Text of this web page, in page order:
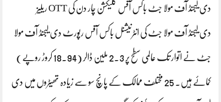
دی لیجنڈ آف مولا جٹ باکس آفس کلیکشن چار دن کی OTT ریلیز
دی لیجنڈ آف مولا جٹ کی انٹرنیشنل باکس آفس رپورٹ دی لیجنڈ آف مولا
جٹ نے اتوار تک عالمی سطح پر 2.3 ملین ڈالر (18.94 کروڑ روپے)
کمائے ہیں۔ 25 مختلف ممالک کے پانچ سو سے زیادہ تھیٹروں میں دی